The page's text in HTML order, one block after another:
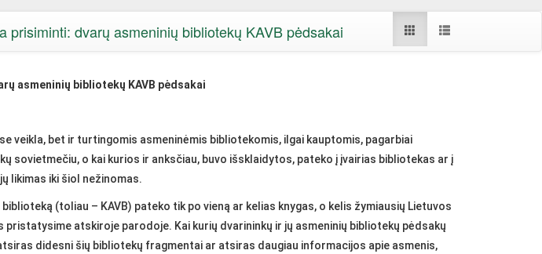
prisiminti: dvarų asmeninių bibliotekų KAVB pėdsakai
asmeninių bibliotekų KAVB pėdsakai
veikla, bet ir turtingomis asmeninėmis bibliotekomis, ilgai kauptomis, pagarbiai
sovietmečiu, o kai kurios ir anksčiau, buvo išsklaidytos, pateko į įvairias bibliotekas ar į
likimas iki šiol nežinomas.
(toliau – KAVB) pateko tik po vieną ar kelias knygas, o kelis žymiausių Lietuvos
atskiroje parodoje. Kai kurių dvarininkų ir jų asmeninių bibliotekų pėdsakų
didesni šių bibliotekų fragmentai ar atsiras daugiau informacijos apie asmenis,